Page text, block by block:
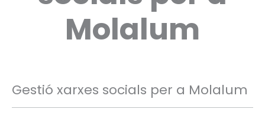
Molalum
Gestió xarxes socials per a Molalum